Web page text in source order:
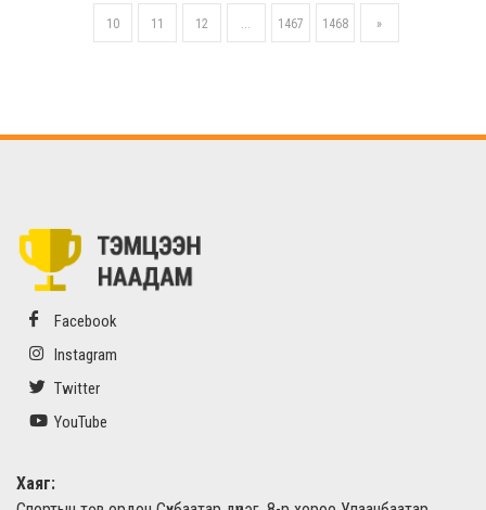
10 11 12 ... 1467 1468 »
Facebook
Instagram
Twitter
YouTube
Хаяг: